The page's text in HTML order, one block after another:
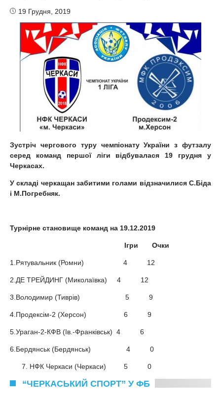
19 Грудня, 2019
Зустріч чергового туру чемпіонату України з футзалу
серед команд першої ліги відбувалася 19 грудня у
Черкасах.
У складі черкащан забитими голами відзначилися С.Біда
і М.Погребняк.
Турнірне становище команд на 19.12.2019
Iгри Oчки
1.Рятувальник (Ромни) 4 12
2.ДЕ ТРЕЙДИНГ (Миколаївка) 4 12
3.Володимир (Тиврів) 5 9
4.Продексім-2 (Херсон) 6 9
5.Ураган-2-КФВ (Ів.-Франківськ) 4 6
6.Бердянськ (Бердянськ) 4 0
НФК Черкаси (Черкаси) 5 0
“ЧЕРКАСЬКИЙ СПОРТ” У ФБ